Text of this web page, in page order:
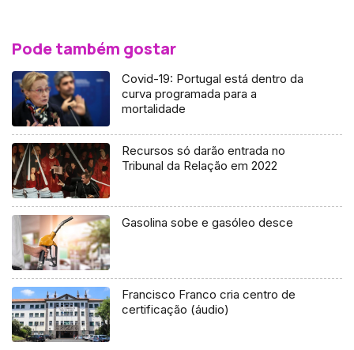
Pode também gostar
Covid-19: Portugal está dentro da
curva programada para a
mortalidade
Recursos só darão entrada no
Tribunal da Relação em 2022
Gasolina sobe e gasóleo desce
Francisco Franco cria centro de
certificação (áudio)